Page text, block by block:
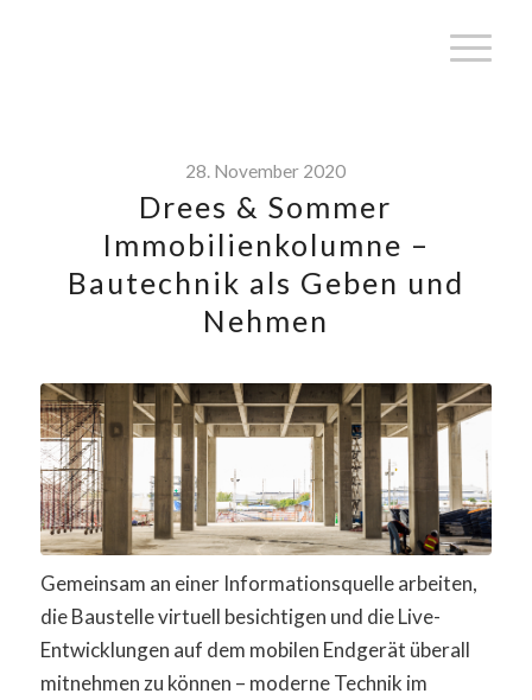
28. November 2020
Drees & Sommer
Immobilienkolumne –
Bautechnik als Geben und
Nehmen
Gemeinsam an einer Informationsquelle arbeiten,
die Baustelle virtuell besichtigen und die Live-
Entwicklungen auf dem mobilen Endgerät überall
mitnehmen zu können – moderne Technik im